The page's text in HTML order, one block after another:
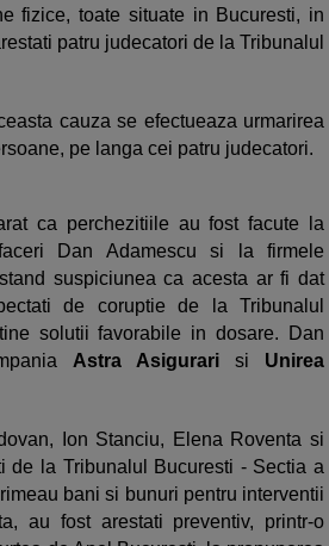
fizice, toate situate in Bucuresti, in
patru judecatori de la Tribunalul
cauza se efectueaza urmarirea
pe langa cei patru judecatori.
ca perchezitiile au fost facute la
Dan Adamescu si la firmele
suspiciunea ca acesta ar fi dat
de coruptie de la Tribunalul
solutii favorabile in dosare. Dan
Astra Asigurarisi Unirea
Ion Stanciu, Elena Roventa si
de la Tribunalul Bucuresti - Sectia a
bani si bunuri pentru interventii
au fost arestati preventiv, printr-o